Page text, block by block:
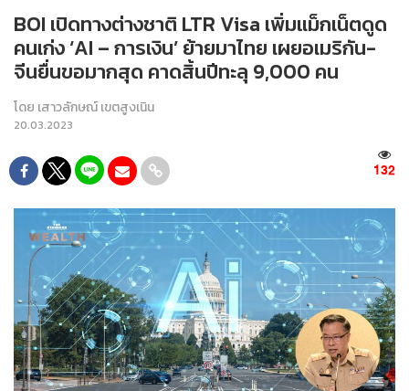
BOI เปิดทางต่างชาติ LTR Visa เพิ่มแม็กเน็ตดูด
คนเก่ง ‘AI – การเงิน’ ย้ายมาไทย เผยอเมริกัน-
จีนยื่นขอมากสุด คาดสิ้นปีทะลุ 9,000 คน
โดย เสาวลักษณ์ เขตสูงเนิน
20.03.2023
132